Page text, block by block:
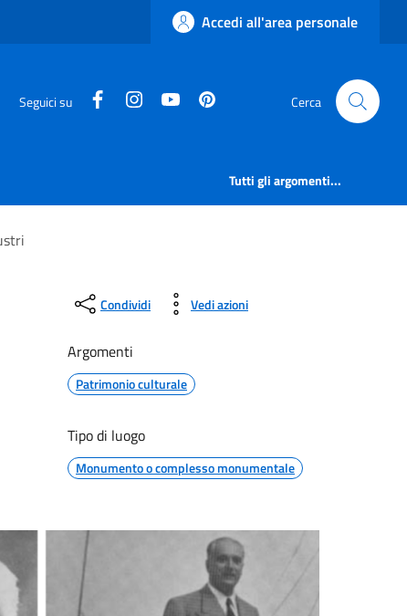
Accedi all'area personale
Seguici su facebookinstagramcanale youtube Cerca
Tutti gli argomenti...
Condividi Vedi azioni
Argomenti
Patrimonio culturale
Tipo di luogo
Monumento o complesso monumentale